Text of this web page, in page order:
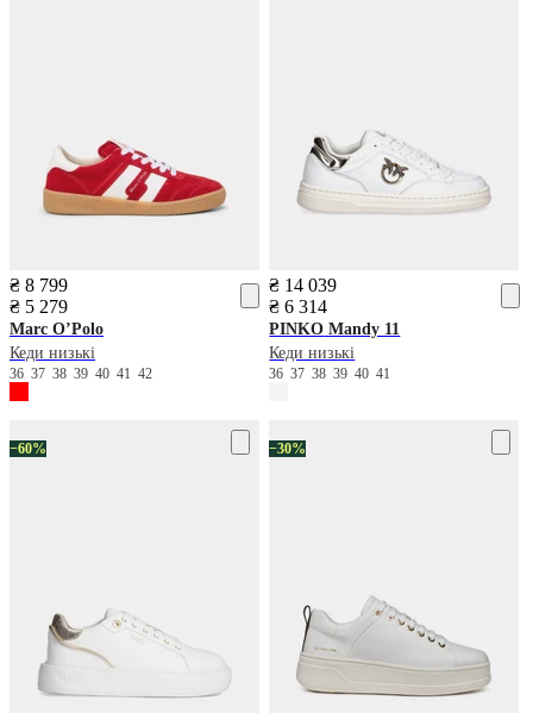
₴ 8 799
₴ 5 279
Marc O’Polo
Кеди низькі
36 37 38 39 40 41 42
₴ 14 039
₴ 6 314
PINKO Mandy 11
Кеди низькі
363738394041
−60% −30%